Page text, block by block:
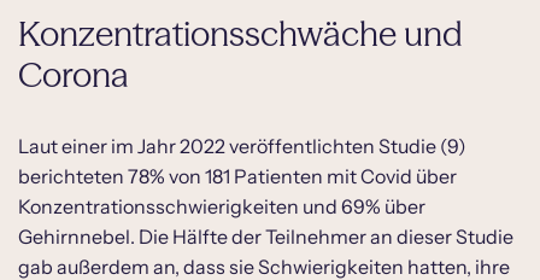
Konzentrationsschwäche und
Corona
Laut einer im Jahr 2022 veröffentlichten Studie (9)
berichteten 78% von 181 Patienten mit Covid über
Konzentrationsschwierigkeiten und 69% über
Gehirnnebel. Die Hälfte der Teilnehmer an dieser Studie
gab außerdem an, dass sie Schwierigkeiten hatten, ihre